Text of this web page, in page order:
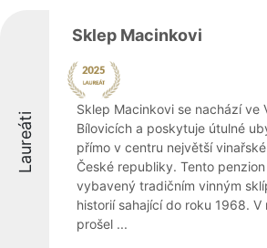
Laureáti
Sklep Macinkovi
Sklep Macinkovi se nachází ve
Bílovicích a poskytuje útulné
přímo v centru největší
České republiky. Tento
vybavený tradičním vinným
historií sahající do roku 1968. V
prošel ...